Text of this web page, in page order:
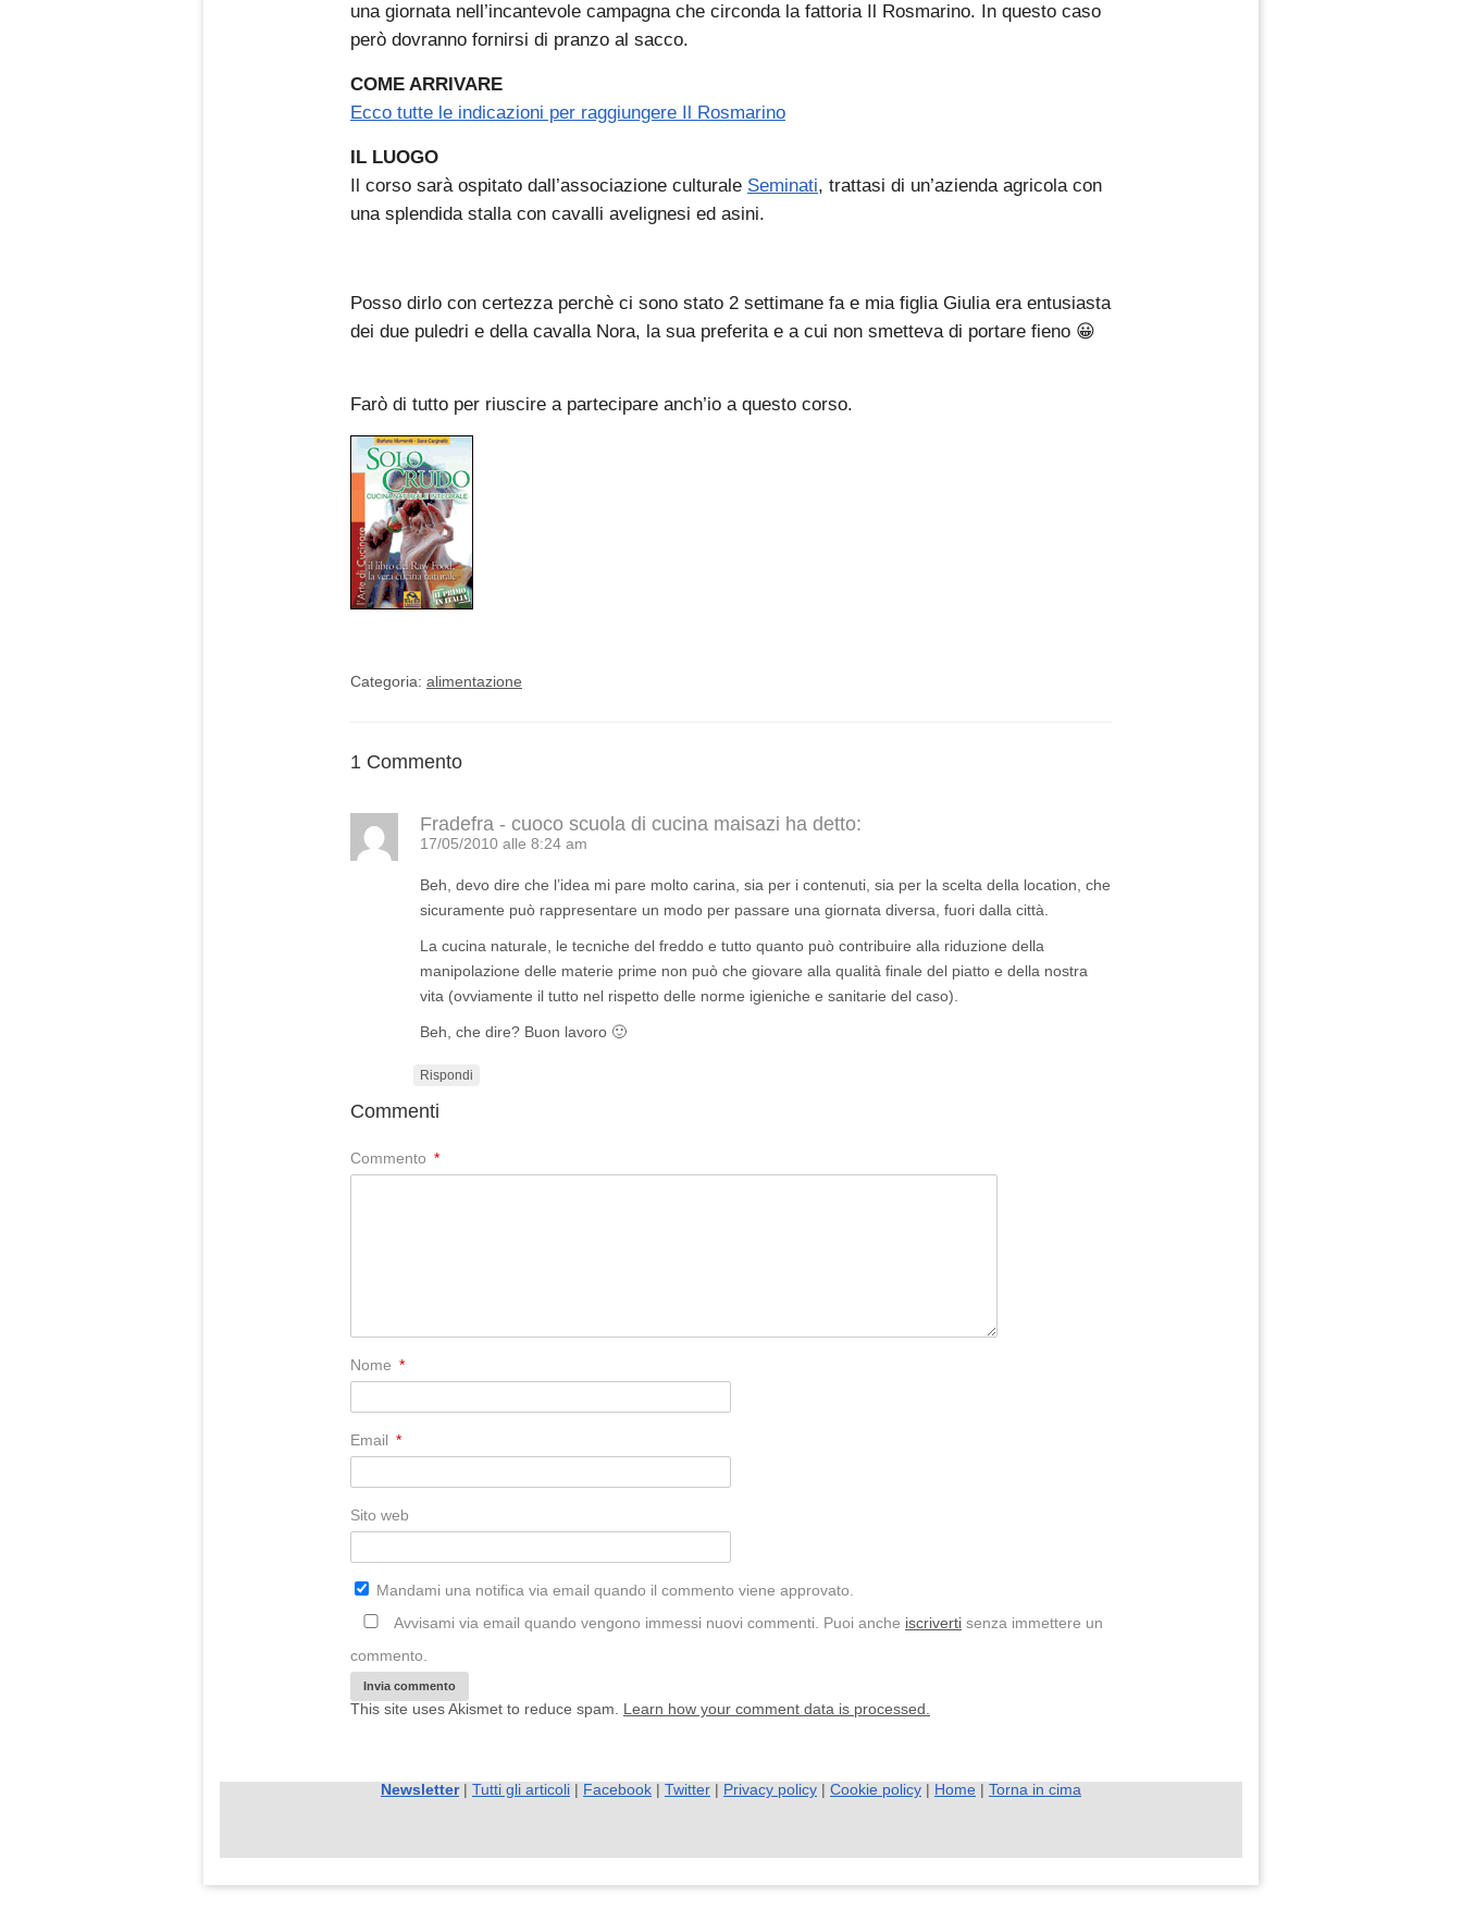
una giornata nell’incantevole campagna che circonda la fattoria Il Rosmarino. In questo caso
però dovranno fornirsi di pranzo al sacco.
COME ARRIVARE
Ecco tutte le indicazioni per raggiungere Il Rosmarino
IL LUOGO
Il corso sarà ospitato dall’associazione culturale Seminati, trattasi di un’azienda agricola con
una splendida stalla con cavalli avelignesi ed asini.
Posso dirlo con certezza perchè ci sono stato 2 settimane fa e mia figlia Giulia era entusiasta
dei due puledri e della cavalla Nora, la sua preferita e a cui non smetteva di portare fieno 😀
Farò di tutto per riuscire a partecipare anch’io a questo corso.
Categoria: alimentazione
1 Commento
Fradefra - cuoco scuola di cucina maisazi ha detto:
17/05/2010 alle 8:24 am
Beh, devo dire che l’idea mi pare molto carina, sia per i contenuti, sia per la scelta della location, che
sicuramente può rappresentare un modo per passare una giornata diversa, fuori dalla città.
La cucina naturale, le tecniche del freddo e tutto quanto può contribuire alla riduzione della
manipolazione delle materie prime non può che giovare alla qualità finale del piatto e della nostra
vita (ovviamente il tutto nel rispetto delle norme igieniche e sanitarie del caso).
Beh, che dire? Buon lavoro 🙂
Rispondi
Commenti
Commento *
Nome *
Email *
Sito web
Mandami una notifica via email quando il commento viene approvato.
Avvisami via email quando vengono immessi nuovi commenti. Puoi anche iscriverti senza immettere un
commento.
This site uses Akismet to reduce spam. Learn how your comment data is processed.
Newsletter| Tutti gli articoli | Facebook | Twitter | Privacy policy | Cookie policy | Home | Torna in cima